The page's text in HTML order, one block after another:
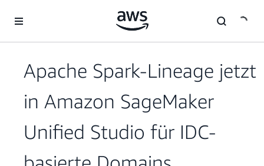
Überspringen zum Hauptinhalt
Apache Spark-Lineage jetzt
in Amazon SageMaker
Unified Studio für IDC-